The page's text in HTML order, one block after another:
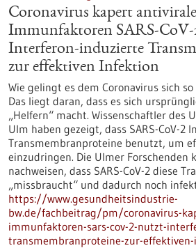
Coronavirus kapert antivirale
Immunfaktoren SARS-
Interferon-induzierte
zur effektiven Infektion
Wie gelingt es dem Coronavirus sich
Das liegt daran, dass es sich
„Helfern“ macht. Wissenschaftler des
Ulm haben gezeigt, dass SARS-CoV-2
Transmembranproteine benutzt, um
einzudringen. Die Ulmer Forschenden
nachweisen, dass SARS-CoV-2 diese
„missbraucht“ und dadurch noch
https://www.gesundheitsindustrie-
bw.de/fachbeitrag/pm/coronavirus-
immunfaktoren-sars-cov-2-nutzt-
transmembranproteine-zur-